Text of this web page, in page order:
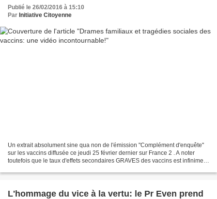
Publié le 26/02/2016 à 15:10
Par Initiative Citoyenne
Un extrait absolument sine qua non de l'émission "Complément d'enquête"
sur les vaccins diffusée ce jeudi 25 février dernier sur France 2 . A noter
toutefois que le taux d'effets secondaires GRAVES des vaccins est infiniment
L'hommage du vice à la vertu: le Pr Even prend